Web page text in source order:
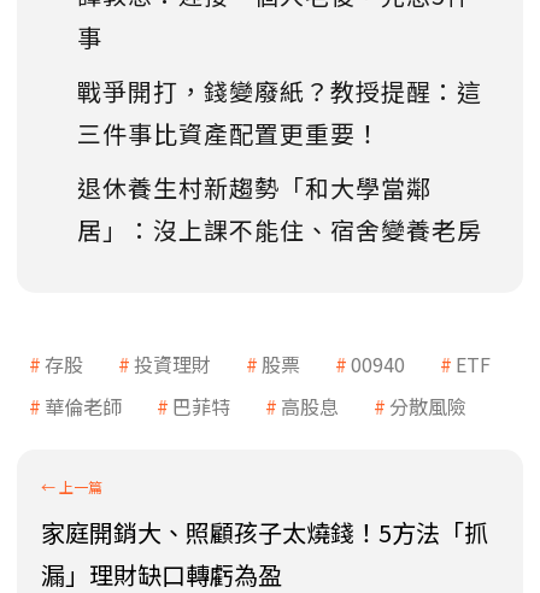
事
戰爭開打，錢變廢紙？教授提醒：這
三件事比資產配置更重要！
退休養生村新趨勢「和大學當鄰
居」：沒上課不能住、宿舍變養老房
存股 投資理財 股票 00940
ETF
華倫老師
巴菲特 高股息 分散風險
家庭開銷大、照顧孩子太燒錢！5方法「抓
漏」理財缺口轉虧為盈